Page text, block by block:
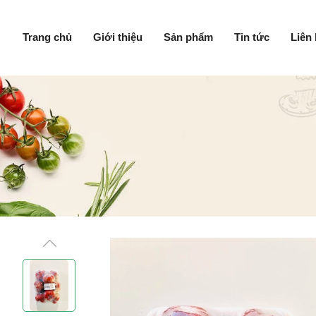
Trang chủ Giới thiệu Sản phẩm Tin tức Liên